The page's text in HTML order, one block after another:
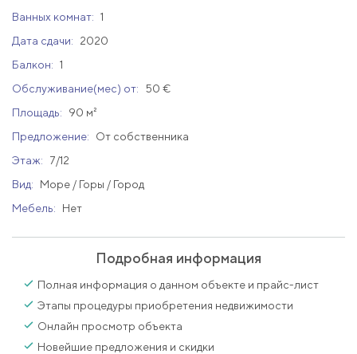
Ванных комнат: 1
Дата сдачи:
2020
Балкон: 1
Обслуживание(мес) от:
50 €
Площадь:
90 м²
Предложение:
От собственника
Этаж:
7/12
Вид:
Море / Горы / Город
Мебель:
Нет
Подробная информация
Полная информация о данном объекте и прайс-лист
Этапы процедуры приобретения недвижимости
Онлайн просмотр объекта
Новейшие предложения и скидки